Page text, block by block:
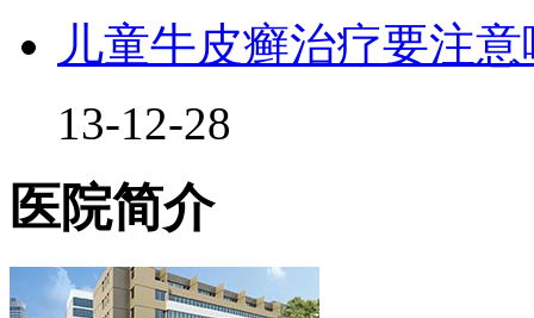
儿童牛皮癣治疗要注
13-12-28
医院简介